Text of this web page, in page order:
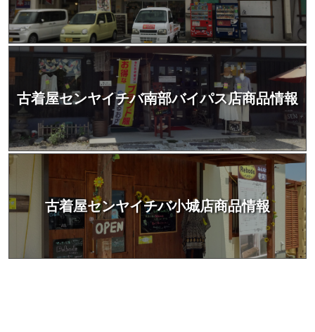
古着屋センヤイチバ南部バイパス店商品情報
古着屋センヤイチバ小城店商品情報